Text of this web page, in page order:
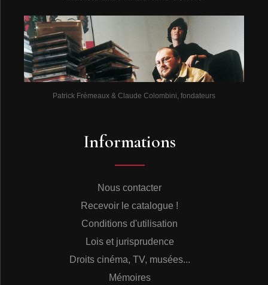
Patrick Frémeaux & Claude Colombini, fondateurs
Informations
Nous contacter
Recevoir le catalogue !
Conditions d'utilisation
Lois et jurisprudence
Droits cinéma, TV, musées...
Mémoires